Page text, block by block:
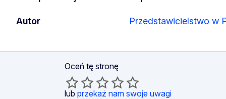
Autor Przedstawicielstwo w
Oceń tę stronę
lub przekaż nam swoje uwagi